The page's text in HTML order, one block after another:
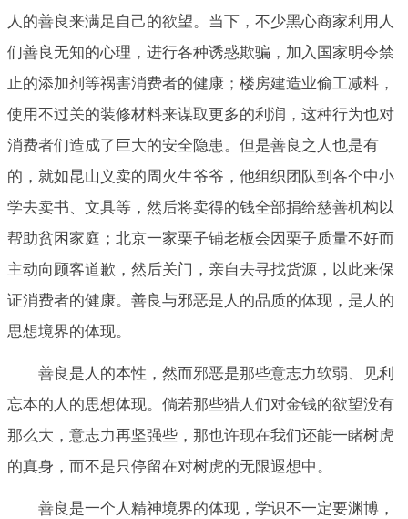
人的善良来满足自己的欲望。当下，不少黑心商家利用人
们善良无知的心理，进行各种诱惑欺骗，加入国家明令禁
止的添加剂等祸害消费者的健康；楼房建造业偷工减料，
使用不过关的装修材料来谋取更多的利润，这种行为也对
消费者们造成了巨大的安全隐患。但是善良之人也是有
的，就如昆山义卖的周火生爷爷，他组织团队到各个中小
学去卖书、文具等，然后将卖得的钱全部捐给慈善机构以
帮助贫困家庭；北京一家栗子铺老板会因栗子质量不好而
主动向顾客道歉，然后关门，亲自去寻找货源，以此来保
证消费者的健康。善良与邪恶是人的品质的体现，是人的
思想境界的体现。
善良是人的本性，然而邪恶是那些意志力软弱、见利
忘本的人的思想体现。倘若那些猎人们对金钱的欲望没有
那么大，意志力再坚强些，那也许现在我们还能一睹树虎
的真身，而不是只停留在对树虎的无限遐想中。
善良是一个人精神境界的体现，学识不一定要渊博，